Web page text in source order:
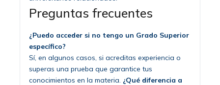
Preguntas frecuentes
¿Puedo acceder si no tengo un Grado Superior
específico?
Sí, en algunos casos, si acreditas experiencia o
superas una prueba que garantice tus
conocimientos en la materia. ¿Qué diferencia a